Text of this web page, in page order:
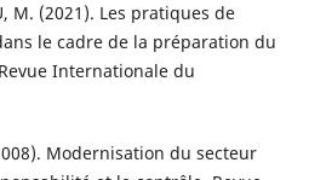
M. (2021). Les pratiques de
le cadre de la préparation du
Internationale du
Modernisation du secteur